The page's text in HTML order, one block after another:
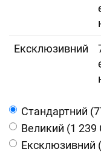
Ексклюзивний
Cтандартний
Великий (1 239
Ексклюзивний